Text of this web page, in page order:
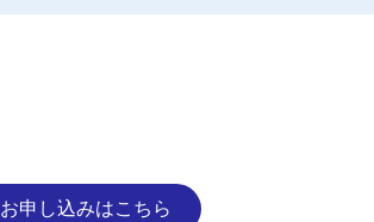
お申し込みはこちら